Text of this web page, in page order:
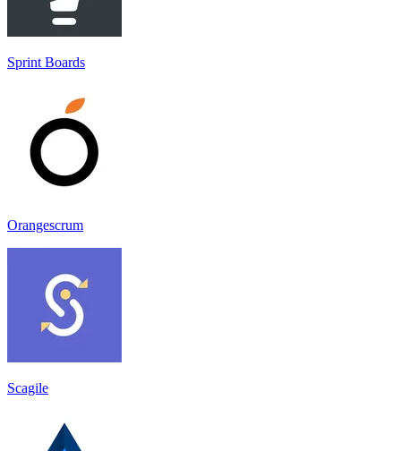
Sprint Boards
Orangescrum
Scagile